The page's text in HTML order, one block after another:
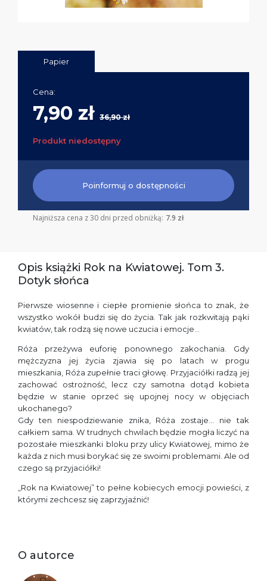
Papier
Cena:
7,90 zł 36,90 zł
Produkt niedostępny
Poinformuj o dostępności
Najniższa cena z 30 dni przed obniżką: 7.9 zł
Opis książki Rok na Kwiatowej. Tom 3.
Dotyk słońca
Pierwsze wiosenne i ciepłe promienie słońca to znak, że
wszystko wokół budzi się do życia. Tak jak rozkwitają pąki
kwiatów, tak rodzą się nowe uczucia i emocje…
Róża przeżywa euforię ponownego zakochania. Gdy
mężczyzna jej życia zjawia się po latach w progu
mieszkania, Róża zupełnie traci głowę. Przyjaciółki radzą jej
zachować ostrożność, lecz czy samotna dotąd kobieta
będzie w stanie oprzeć się upojnej nocy w objęciach
ukochanego?
Gdy ten niespodziewanie znika, Róża zostaje… nie tak
całkiem sama. W trudnych chwilach będzie mogła liczyć na
pozostałe mieszkanki bloku przy ulicy Kwiatowej, mimo że
każda z nich musi borykać się ze swoimi problemami. Ale od
czego są przyjaciółki!
„Rok na Kwiatowej” to pełne kobiecych emocji powieści, z
którymi zechcesz się zaprzyjaźnić!
O autorce